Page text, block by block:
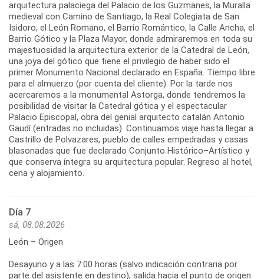
arquitectura palaciega del Palacio de los Guzmanes, la Muralla
medieval con Camino de Santiago, la Real Colegiata de San
Isidoro, el León Romano, el Barrio Romántico, la Calle Ancha, el
Barrio Gótico y la Plaza Mayor, donde admiraremos en toda su
majestuosidad la arquitectura exterior de la Catedral de León,
una joya del gótico que tiene el privilegio de haber sido el
primer Monumento Nacional declarado en España. Tiempo libre
para el almuerzo (por cuenta del cliente). Por la tarde nos
acercaremos a la monumental Astorga, donde tendremos la
posibilidad de visitar la Catedral gótica y el espectacular
Palacio Episcopal, obra del genial arquitecto catalán Antonio
Gaudí (entradas no incluidas). Continuamos viaje hasta llegar a
Castrillo de Polvazares, pueblo de calles empedradas y casas
blasonadas que fue declarado Conjunto Histórico–Artístico y
que conserva íntegra su arquitectura popular. Regreso al hotel,
Día 7
sá, 08.08.2026
León – Origen
Desayuno y a las 7:00 horas (salvo indicación contraria por
parte del asistente en destino), salida hacia el punto de origen.